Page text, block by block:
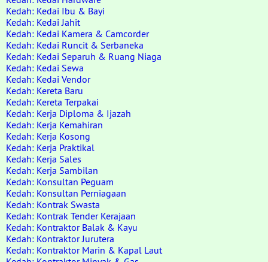
Kedah: Kedai Ibu & Bayi
Kedah: Kedai Jahit
Kedah: Kedai Kamera & Camcorder
Kedah: Kedai Runcit & Serbaneka
Kedah: Kedai Separuh & Ruang Niaga
Kedah: Kedai Sewa
Kedah: Kedai Vendor
Kedah: Kereta Baru
Kedah: Kereta Terpakai
Kedah: Kerja Diploma & Ijazah
Kedah: Kerja Kemahiran
Kedah: Kerja Kosong
Kedah: Kerja Praktikal
Kedah: Kerja Sales
Kedah: Kerja Sambilan
Kedah: Konsultan Peguam
Kedah: Konsultan Perniagaan
Kedah: Kontrak Swasta
Kedah: Kontrak Tender Kerajaan
Kedah: Kontraktor Balak & Kayu
Kedah: Kontraktor Jurutera
Kedah: Kontraktor Marin & Kapal Laut